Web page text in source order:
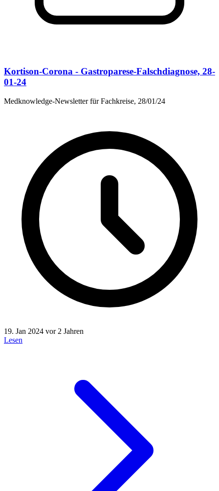
Kortison-Corona - Gastroparese-Falschdiagnose, 28-
01-24
Medknowledge-Newsletter für Fachkreise, 28/01/24
19. Jan 2024 vor 2 Jahren
Lesen